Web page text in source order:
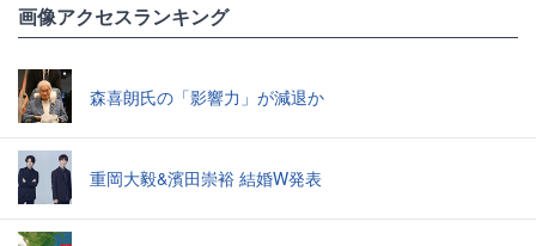
画像アクセスランキング
森喜朗氏の「影響力」が減退か
重岡大毅&濱田崇裕 結婚W発表